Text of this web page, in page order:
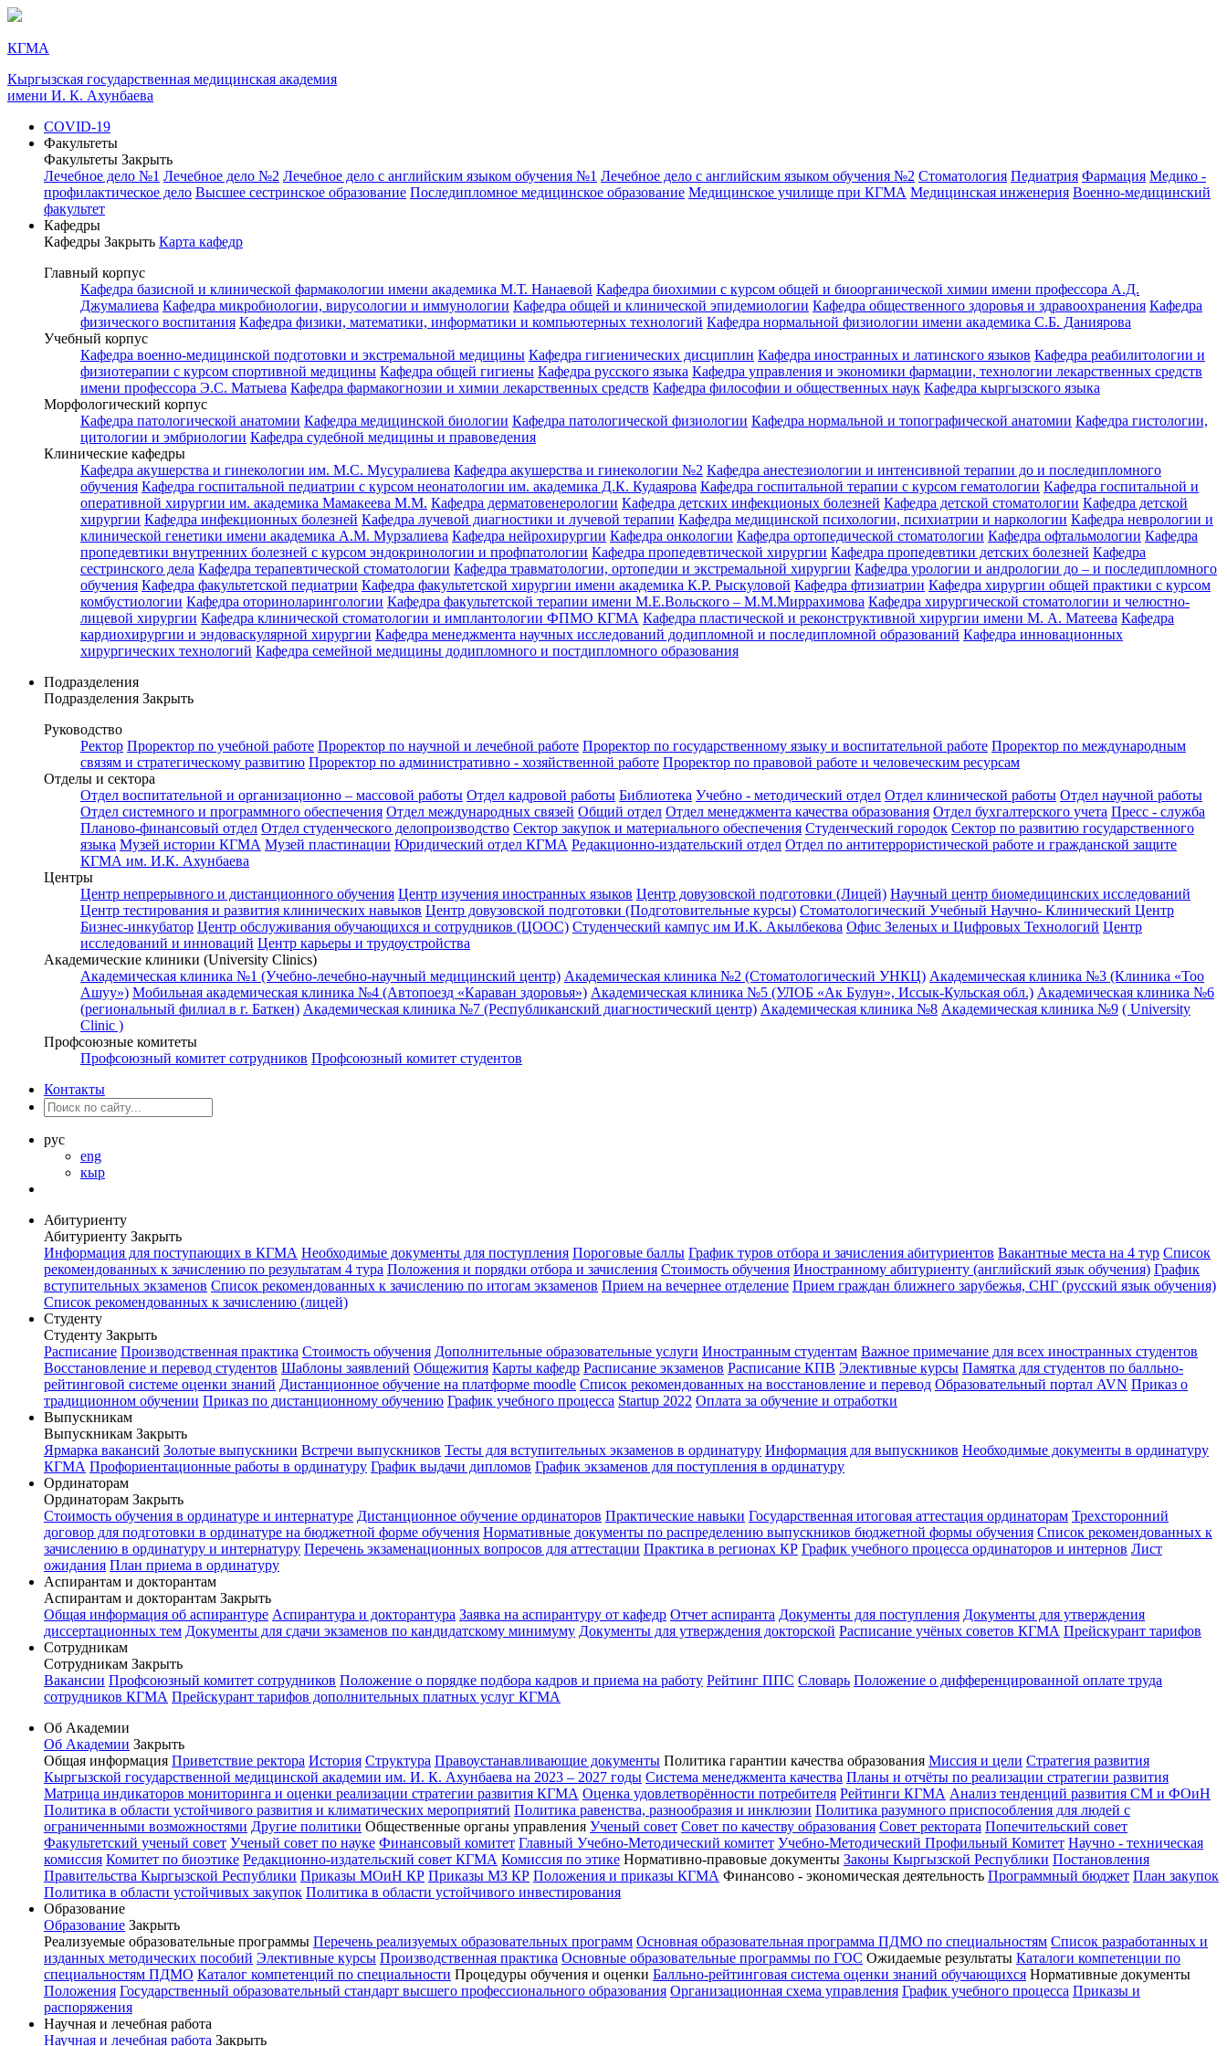
КГМА
Кыргызская государственная медицинская академия
имени И. К. Ахунбаева
COVID-19
Факультеты
Факультеты Закрыть
Лечебное дело №1 Лечебное дело №2 Лечебное дело с английским языком обучения №1 Лечебное дело с английским языком обучения №2 Стоматология Педиатрия Фармация Медико -
профилактическое дело Высшее сестринское образование Последипломное медицинское образование Медицинское училище при КГМА Медицинская инженерия Военно-медицинский
факультет
Кафедры
Кафедры Закрыть Карта кафедр
Главный корпус
Кафедра базисной и клинической фармакологии имени академика М.Т. Нанаевой Кафедра биохимии с курсом общей и биоорганической химии имени профессора А.Д.
Джумалиева Кафедра микробиологии, вирусологии и иммунологии Кафедра общей и клинической эпидемиологии Кафедра общественного здоровья и здравоохранения Кафедра
физического воспитания Кафедра физики, математики, информатики и компьютерных технологий Кафедра нормальной физиологии имени академика С.Б. Даниярова
Учебный корпус
Кафедра военно-медицинской подготовки и экстремальной медицины Кафедра гигиенических дисциплин Кафедра иностранных и латинского языков Кафедра реабилитологии и
физиотерапии с курсом спортивной медицины Кафедра общей гигиены Кафедра русского языка Кафедра управления и экономики фармации, технологии лекарственных средств
имени профессора Э.С. Матыева Кафедра фармакогнозии и химии лекарственных средств Кафедра философии и общественных наук Кафедра кыргызского языка
Морфологический корпус
Кафедра патологической анатомии Кафедра медицинской биологии Кафедра патологической физиологии Кафедра нормальной и топографической анатомии Кафедра гистологии,
цитологии и эмбриологии Кафедра судебной медицины и правоведения
Клинические кафедры
Кафедра акушерства и гинекологии им. М.С. Мусуралиева Кафедра акушерства и гинекологии №2 Кафедра анестезиологии и интенсивной терапии до и последипломного
обучения Кафедра госпитальной педиатрии с курсом неонатологии им. академика Д.К. Кудаярова Кафедра госпитальной терапии с курсом гематологии Кафедра госпитальной и
оперативной хирургии им. академика Мамакеева М.М. Кафедра дерматовенерологии Кафедра детских инфекционых болезней Кафедра детской стоматологии Кафедра детской
хирургии Кафедра инфекционных болезней Кафедра лучевой диагностики и лучевой терапии Кафедра медицинской психологии, психиатрии и наркологии Кафедра неврологии и
клинической генетики имени академика А.М. Мурзалиева Кафедра нейрохирургии Кафедра онкологии Кафедра ортопедической стоматологии Кафедра офтальмологии Кафедра
пропедевтики внутренних болезней с курсом эндокринологии и профпатологии Кафедра пропедевтической хирургии Кафедра пропедевтики детских болезней Кафедра
сестринского дела Кафедра терапевтической стоматологии Кафедра травматологии, ортопедии и экстремальной хирургии Кафедра урологии и андрологии до – и последипломного
обучения Кафедра факультетской педиатрии Кафедра факультетской хирургии имени академика К.Р. Рыскуловой Кафедра фтизиатрии Кафедра хирургии общей практики с курсом
комбустиологии Кафедра оториноларингологии Кафедра факультетской терапии имени М.Е.Вольского – М.М.Миррахимова Кафедра хирургической стоматологии и челюстно-
лицевой хирургии Кафедра клинической стоматологии и имплантологии ФПМО КГМА Кафедра пластической и реконструктивной хирургии имени М. А. Матеева Кафедра
кардиохирургии и эндоваскулярной хирургии Кафедра менеджмента научных исследований додипломной и последипломной образований Кафедра инновационных
хирургических технологий Кафедра семейной медицины додипломного и постдипломного образования
Подразделения
Подразделения Закрыть
Руководство
Ректор Проректор по учебной работе Проректор по научной и лечебной работе Проректор по государственному языку и воспитательной работе Проректор по международным
связям и стратегическому развитию Проректор по административно - хозяйственной работе Проректор по правовой работе и человеческим ресурсам
Отделы и сектора
Отдел воспитательной и организационно – массовой работы Отдел кадровой работы Библиотека Учебно - методический отдел Отдел клинической работы Отдел научной работы
Отдел системного и программного обеспечения Отдел международных связей Общий отдел Отдел менеджмента качества образования Отдел бухгалтерского учета Пресс - служба
Планово-финансовый отдел Отдел студенческого делопроизводство Сектор закупок и материального обеспечения Студенческий городок Сектор по развитию государственного
языка Музей истории КГМА Музей пластинации Юридический отдел КГМА Редакционно-издательский отдел Отдел по антитеррористической работе и гражданской защите
КГМА им. И.К. Ахунбаева
Центры
Центр непрерывного и дистанционного обучения Центр изучения иностранных языков Центр довузовской подготовки (Лицей) Научный центр биомедицинских исследований
Центр тестирования и развития клинических навыков Центр довузовской подготовки (Подготовительные курсы) Стоматологический Учебный Научно- Клинический Центр
Бизнес-инкубатор Центр обслуживания обучающихся и сотрудников (ЦООС) Студенческий кампус им И.К. Акылбекова Офис Зеленых и Цифровых Технологий Центр
исследований и инноваций Центр карьеры и трудоустройства
Академические клиники (University Clinics)
Академическая клиника №1 (Учебно-лечебно-научный медицинский центр) Академическая клиника №2 (Стоматологический УНКЦ) Академическая клиника №3 (Клиника «Тоо
Ашуу») Мобильная академическая клиника №4 (Автопоезд «Караван здоровья») Академическая клиника №5 (УЛОБ «Ак Булун», Иссык-Кульская обл.) Академическая клиника №6
(региональный филиал в г. Баткен) Академическая клиника №7 (Республиканский диагностический центр) Академическая клиника №8 Академическая клиника №9 ( University
Clinic )
Профсоюзные комитеты
Профсоюзный комитет сотрудников Профсоюзный комитет студентов
Контакты
рус
eng
кыр
Абитуриенту
Абитуриенту Закрыть
Информация для поступающих в КГМА Необходимые документы для поступления Пороговые баллы График туров отбора и зачисления абитуриентов Вакантные места на 4 тур Список
рекомендованных к зачислению по результатам 4 тура Положения и порядки отбора и зачисления Стоимость обучения Иностранному абитуриенту (английский язык обучения) График
вступительных экзаменов Список рекомендованных к зачислению по итогам экзаменов Прием на вечернее отделение Прием граждан ближнего зарубежья, СНГ (русский язык обучения)
Список рекомендованных к зачислению (лицей)
Студенту
Студенту Закрыть
Расписание Производственная практика Стоимость обучения Дополнительные образовательные услуги Иностранным студентам Важное примечание для всех иностранных студентов
Восстановление и перевод студентов Шаблоны заявлений Общежития Карты кафедр Расписание экзаменов Расписание КПВ Элективные курсы Памятка для студентов по балльно-
рейтинговой системе оценки знаний Дистанционное обучение на платформе moodle Список рекомендованных на восстановление и перевод Образовательный портал AVN Приказ о
традиционном обучении Приказ по дистанционному обучению График учебного процесса Startup 2022 Оплата за обучение и отработки
Выпускникам
Выпускникам Закрыть
Ярмарка вакансий Золотые выпускники Встречи выпускников Тесты для вступительных экзаменов в ординатуру Информация для выпускников Необходимые документы в ординатуру
КГМА Профориентационные работы в ординатуру График выдачи дипломов График экзаменов для поступления в ординатуру
Ординаторам
Ординаторам Закрыть
Стоимость обучения в ординатуре и интернатуре Дистанционное обучение ординаторов Практические навыки Государственная итоговая аттестация ординаторам Трехсторонний
договор для подготовки в ординатуре на бюджетной форме обучения Нормативные документы по распределению выпускников бюджетной формы обучения Список рекомендованных к
зачислению в ординатуру и интернатуру Перечень экзаменационных вопросов для аттестации Практика в регионах КР График учебного процесса ординаторов и интернов Лист
ожидания План приема в ординатуру
Аспирантам и докторантам
Аспирантам и докторантам Закрыть
Общая информация об аспирантуре Аспирантура и докторантура Заявка на аспирантуру от кафедр Отчет аспиранта Документы для поступления Документы для утверждения
диссертационных тем Документы для сдачи экзаменов по кандидатскому минимуму Документы для утверждения докторской Расписание учёных советов КГМА Прейскурант тарифов
Сотрудникам
Сотрудникам Закрыть
Вакансии Профсоюзный комитет сотрудников Положение о порядке подбора кадров и приема на работу Рейтинг ППС Словарь Положение о дифференцированной оплате труда
сотрудников КГМА Прейскурант тарифов дополнительных платных услуг КГМА
Об Академии
Об Академии Закрыть
Общая информация Приветствие ректора История Структура Правоустанавливающие документы Политика гарантии качества образования Миссия и цели Стратегия развития
Кыргызской государственной медицинской академии им. И. К. Ахунбаева на 2023 – 2027 годы Система менеджмента качества Планы и отчёты по реализации стратегии развития
Матрица индикаторов мониторинга и оценки реализации стратегии развития КГМА Оценка удовлетворённости потребителя Рейтинги КГМА Анализ тенденций развития СМ и ФОиН
Политика в области устойчивого развития и климатических мероприятий Политика равенства, разнообразия и инклюзии Политика разумного приспособления для людей с
ограниченными возможностями Другие политики Общественные органы управления Ученый совет Совет по качеству образования Совет ректората Попечительский совет
Факультетский ученый совет Ученый совет по науке Финансовый комитет Главный Учебно-Методический комитет Учебно-Методический Профильный Комитет Научно - техническая
комиссия Комитет по биоэтике Редакционно-издательский совет КГМА Комиссия по этике Нормативно-правовые документы Законы Кыргызской Республики Постановления
Правительства Кыргызской Республики Приказы МОиН КР Приказы МЗ КР Положения и приказы КГМА Финансово - экономическая деятельность Программный бюджет План закупок
Политика в области устойчивых закупок Политика в области устойчивого инвестирования
Образование
Образование Закрыть
Реализуемые образовательные программы Перечень реализуемых образовательных программ Основная образовательная программа ПДМО по специальностям Список разработанных и
изданных методических пособий Элективные курсы Производственная практика Основные образовательные программы по ГОС Ожидаемые результаты Каталоги компетенции по
специальностям ПДМО Каталог компетенций по специальности Процедуры обучения и оценки Балльно-рейтинговая система оценки знаний обучающихся Нормативные документы
Положения Государственный образовательный стандарт высшего профессионального образования Организационная схема управления График учебного процесса Приказы и
распоряжения
Научная и лечебная работа
Научная и лечебная работа Закрыть